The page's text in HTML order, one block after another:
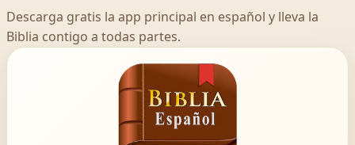
Descarga gratis la app principal en español y lleva la
Biblia contigo a todas partes.